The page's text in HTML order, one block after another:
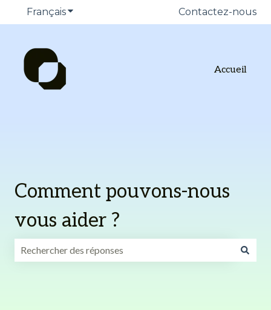
FrançaisAfficher le sous-menu pour lesContactez-nous
Accueil
Comment pouvons-nous
vous aider ?